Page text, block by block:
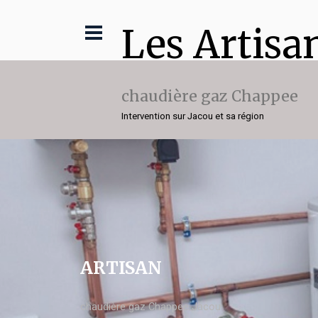
Les
chaudière gaz Chappee
Intervention sur Jacou et sa région
ARTISAN
chaudière gaz Chappee Jacou